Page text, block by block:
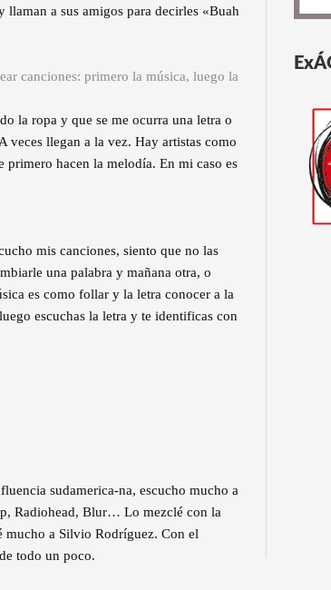
llaman a sus amigos para decirles «Buah
canciones: primero la música, luego la
la ropa y que se me ocurra una letra o
veces llegan a la vez. Hay artistas como
primero hacen la melodía. En mi caso es
mis canciones, siento que no las
una palabra y mañana otra, o
es como follar y la letra conocer a la
escuchas la letra y te identificas con
sudamerica-na, escucho mucho a
Radiohead, Blur… Lo mezclé con la
mucho a Silvio Rodríguez. Con el
todo un poco.